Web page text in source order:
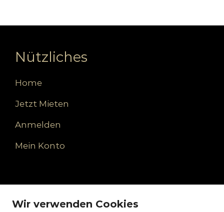
Nützliches
Home
Jetzt Mieten
Anmelden
Mein Konto
Wir verwenden Cookies